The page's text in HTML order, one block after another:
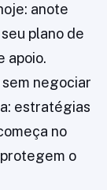
anote
plano de
apoio.
sem negociar
estratégias
no
o